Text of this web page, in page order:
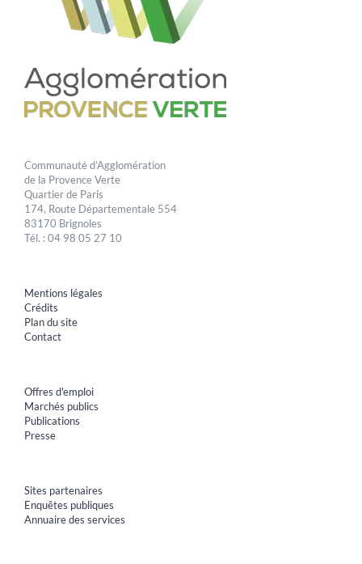
Communauté d’Agglomération
de la Provence Verte
Quartier de Paris
174, Route Départementale 554
83170 Brignoles
Tél. : 04 98 05 27 10
Mentions légales
Crédits
Plan du site
Contact
Offres d'emploi
Marchés publics
Publications
Presse
Sites partenaires
Enquêtes publiques
Annuaire des services